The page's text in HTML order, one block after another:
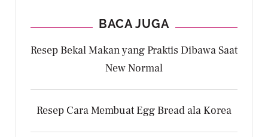
BACA JUGA
Resep Bekal Makan yang Praktis Dibawa Saat
New Normal
Resep Cara Membuat Egg Bread ala Korea